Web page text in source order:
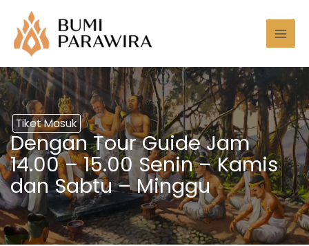
konten
Tiket Masuk
Dengan Tour Guide Jam
14.00 – 15.00 Senin – Kamis
dan Sabtu – Minggu